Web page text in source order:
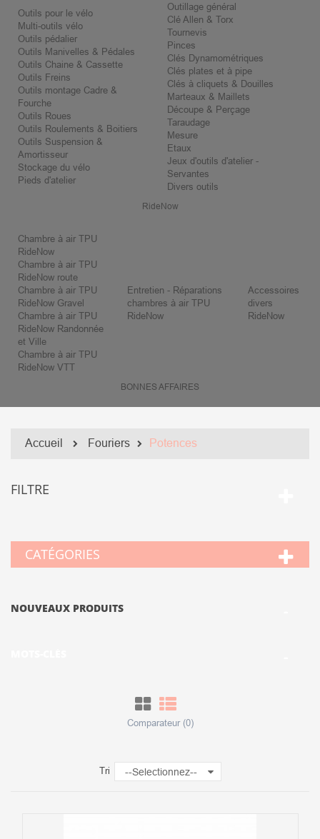
Outils pour le vélo
Multi-outils vélo
Outils pédalier
Outils Manivelles & Pédales
Outils Chaine & Cassette
Outils Freins
Outils montage Cadre &
Fourche
Outils Roues
Outils Roulements & Boitiers
Outils Suspension &
Amortisseur
Stockage du vélo
Pieds d'atelier
Outillage général
Clé Allen & Torx
Tournevis
Pinces
Clés Dynamométriques
Clés plates et à pipe
Clés à cliquets & Douilles
Marteaux & Maillets
Découpe & Perçage
Taraudage
Mesure
Etaux
Jeux d'outils d'atelier -
Servantes
Divers outils
RideNow
Chambre à air TPU
RideNow
Chambre à air TPU
RideNow route
Chambre à air TPU
RideNow Gravel
Chambre à air TPU
RideNow Randonnée
et Ville
Chambre à air TPU
RideNow VTT
Entretien - Réparations
chambres à air TPU
RideNow
Accessoires
divers
RideNow
BONNES AFFAIRES
Accueil Fouriers Potences
FILTRE
CATÉGORIES
NOUVEAUX PRODUITS
Comparateur (0)
Tri --Selectionnez--